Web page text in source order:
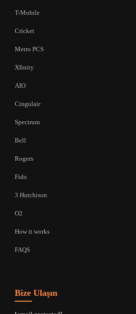
T-Mobile
Cricket
Metro PCS
Xfinity
AIO
Cingulair
Spectrum
Bell
Rogers
Fido
3 Hutchison
O2
How it works
FAQS
Bize Ulaşın